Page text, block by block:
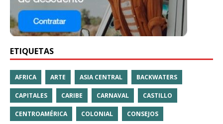
ETIQUETAS
AFRICA ARTE ASIA CENTRAL BACKWATERS
CAPITALES CARIBE CARNAVAL CASTILLO
CENTROAMÉRICA COLONIAL CONSEJOS